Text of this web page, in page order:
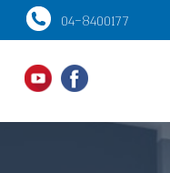
04-8400177